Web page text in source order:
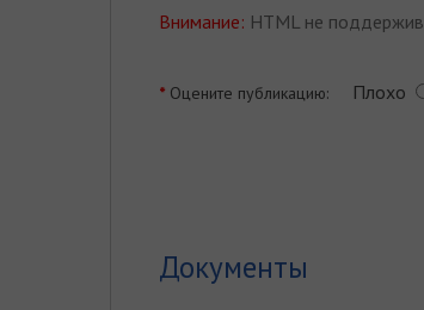
Внимание: HTML не
Оцените публикацию: Плохо
Документы